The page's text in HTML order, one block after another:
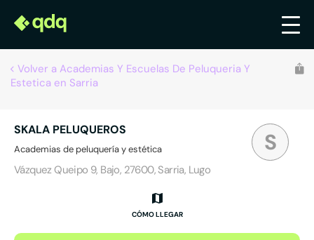
Volver a Academias Y Escuelas De Peluqueria Y
Estetica en Sarria
S
SKALA PELUQUEROS
Academias de peluquería y estética
Vázquez Queipo 9, Bajo, 27600, Sarria, Lugo
CÓMO LLEGAR